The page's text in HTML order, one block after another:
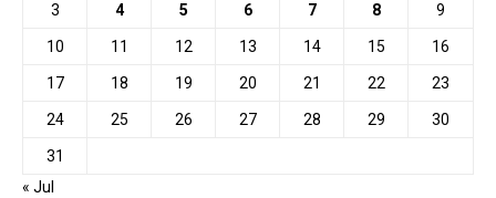
3 4 5 6 7 8 9
10 11 12 13 14 15 16
17 18 19 20 21 22 23
24 25 26 27 28 29 30
31
« Jul